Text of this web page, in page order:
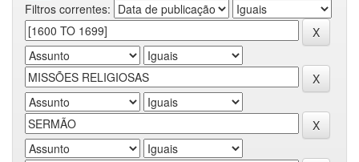
Filtros correntes: